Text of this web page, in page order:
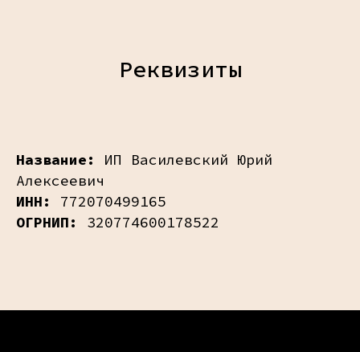
Реквизиты
Название:
ИП Василевский Юрий
Алексеевич
ИНН:
772070499165
ОГРНИП:
320774600178522